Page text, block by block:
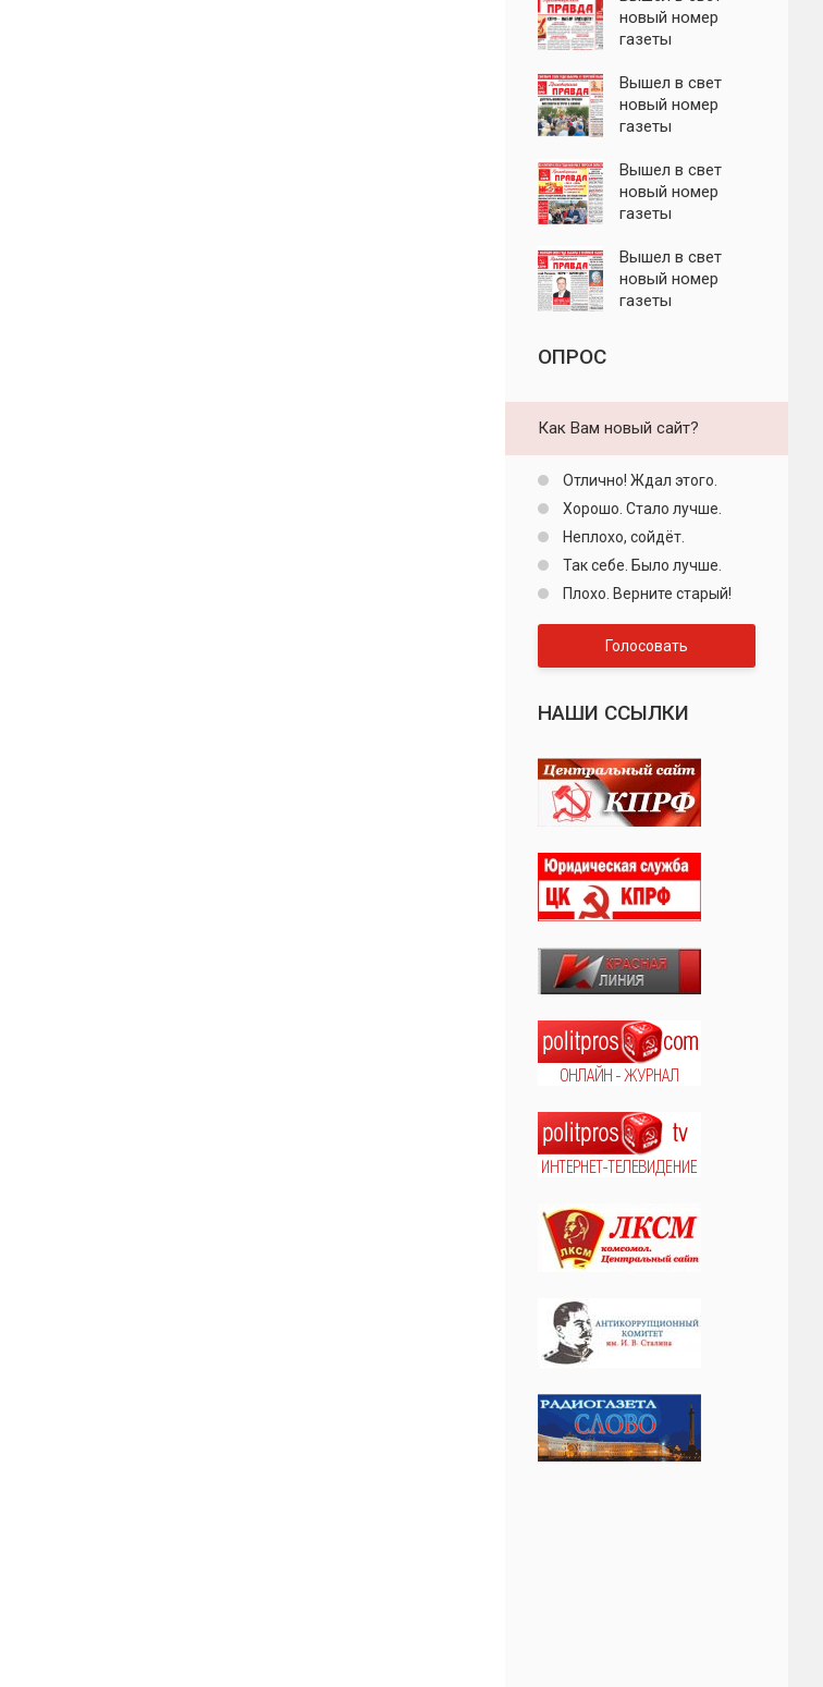
новый номер
газеты
правда"
Вышел в свет
новый номер
газеты
правда"
Вышел в свет
новый номер
газеты
правда"
Вышел в свет
новый номер
газеты
ОПРОС
Как Вам новый сайт?
Отлично! Ждал этого.
Хорошо. Стало лучше.
Неплохо, сойдёт.
Так себе. Было лучше.
Плохо. Верните старый!
Голосовать
НАШИ ССЫЛКИ